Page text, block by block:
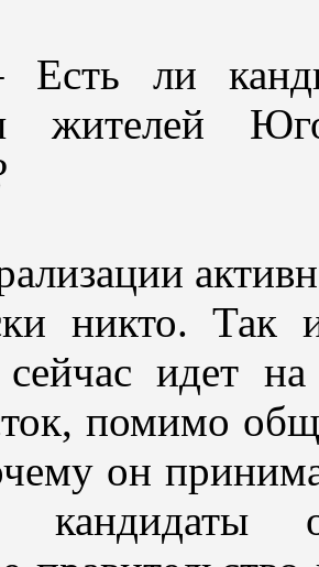
ли
жителей
никто. Так
идет
помимо
он
кандидаты